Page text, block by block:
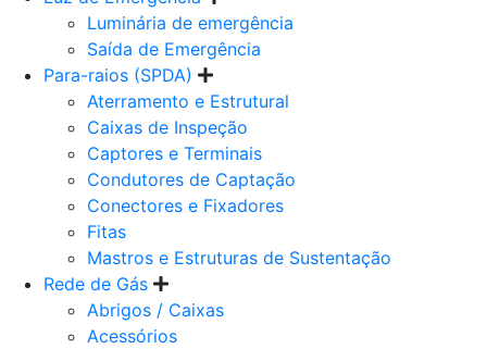
Luminária de emergência
Saída de Emergência
Para-raios (SPDA)
Aterramento e Estrutural
Caixas de Inspeção
Captores e Terminais
Condutores de Captação
Conectores e Fixadores
Fitas
Mastros e Estruturas de Sustentação
Rede de Gás
Abrigos / Caixas
Acessórios